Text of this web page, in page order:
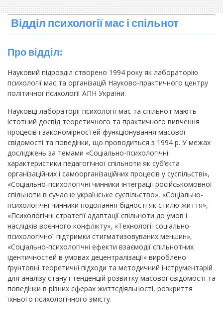
Відділ психології мас і спільнот
Про відділ:
Науковий підрозділ створено 1994 року як лабораторію
психології мас та організацій Науково-практичного центру
політичної психології АПН України.
Науковці лабораторії психології мас та спільнот мають
істотний досвід теоретичного та практичного вивчення
процесів і закономірностей функціонування масової
свідомості та поведінки, що проводиться з 1994 р. У межах
досліджень за темами «Соціально-психологічні
характеристики педагогічної спільноти як суб’єкта
організаційних і самоорганізаційних процесів у суспільстві»,
«Соціально-психологічні чинники інтеграції російськомовної
спільноти в сучасне українське суспільство», «Соціально-
психологічні чинники подолання бідності як стилю життя»,
«Психологічні стратегії адаптації спільноти до умов і
наслідків воєнного конфлікту», «Технології соціально-
психологічної підтримки стигматизовуваних меншин»,
«Соціально-психологічні ефекти взаємодії спільнотних
ідентичностей в умовах децентралізації» вироблено
ґрунтовні теоретичні підходи та методичний інструментарій
для аналізу стану і тенденцій розвитку масової свідомості та
поведінки в різних сферах життєдіяльності, розкриття
їхнього психологічного змісту.